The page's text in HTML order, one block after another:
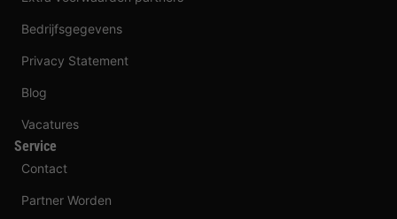
Bedrijfsgegevens
Privacy Statement
Blog
Vacatures
Service
Contact
Partner Worden